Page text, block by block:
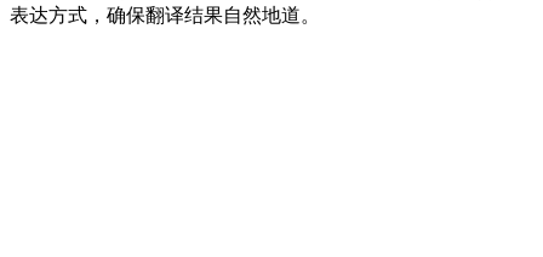
表达方式，确保翻译结果自然地道。